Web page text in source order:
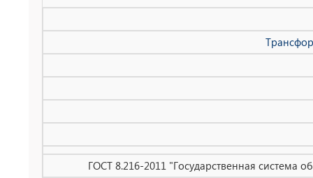
ГОСТ 8.216-2011 "Государственная система